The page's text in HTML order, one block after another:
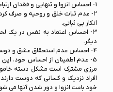
1- احساس انزوا و تنهایی و فقدان ارتباط با دنیای بیرون.
2- عدم ثبات خلق و روحیه و صرف
انکار بی ثباتی.
3- احساس اعتماد به نفس در یک
دیگر.
4- احساس عدم استحقاق عشق و دوست داشته شدن در عین نیاز به آن.
5- عدم اطمینان از احساس خود،
مرزی مشترک است مشکل دسته
افراد نزدیک و کسانی که دوست
خود باعت انزوا و دور شدن آنها می